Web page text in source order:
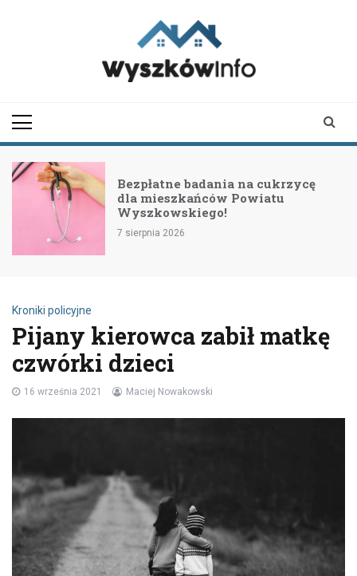
Bezpłatne badania na cukrzycę
dla mieszkańców Powiatu
Wyszkowskiego!
7 sierpnia 2026
Kroniki policyjne
Pijany kierowca zabił matkę
czwórki dzieci
16 września 2021 Maciej Nowakowski